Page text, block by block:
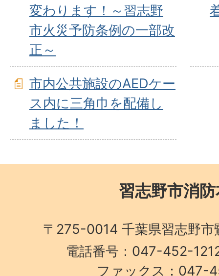
変わります！～習志野
市火災予防条例の一部改
正～
市内公共施設のAEDケー
ス内に三角巾を配備し
ました！
習志野市消
〒275-0014 千葉県習志野市
電話番号：047-452-
ファックス：047-